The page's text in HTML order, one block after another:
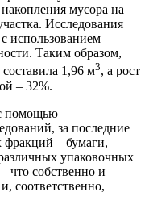
мусора на
Исследования
использованием
Таким образом,
1,96 м3, а рост
– 32%.
помощью
за последние
фракций – бумаги,
упаковочных
что собственно и
соответственно,